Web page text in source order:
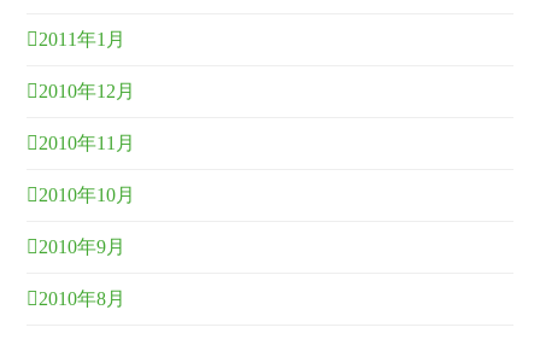
2011年1月
2010年12月
2010年11月
2010年10月
2010年9月
2010年8月